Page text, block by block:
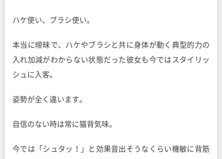
ハケ使い、ブラシ使い。
本当に曖昧で、ハケやブラシと共に身体が動く典型的力の
入れ加減がわからない状態だった彼女も今ではスタイリッ
シュに入客。
姿勢が全く違います。
自信のない時は常に猫背気味。
今では「シュタッ！」と効果音出そうなくらい機敏に背筋